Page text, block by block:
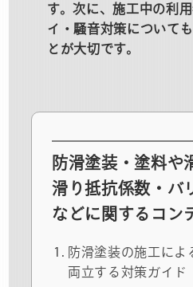
す。次に、施工中の利
イ・騒音対策について
とが大切です。
防滑塗装・塗料や
滑り抵抗係数・バ
などに関するコン
防滑塗装の施工によ
両立する対策ガイド